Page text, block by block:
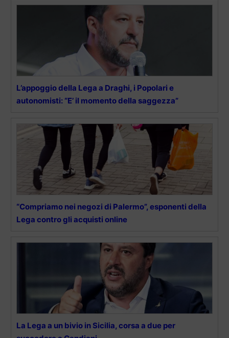
L’appoggio della Lega a Draghi, i Popolari e
autonomisti: “E’ il momento della saggezza”
“Compriamo nei negozi di Palermo”, esponenti della
Lega contro gli acquisti online
La Lega a un bivio in Sicilia, corsa a due per